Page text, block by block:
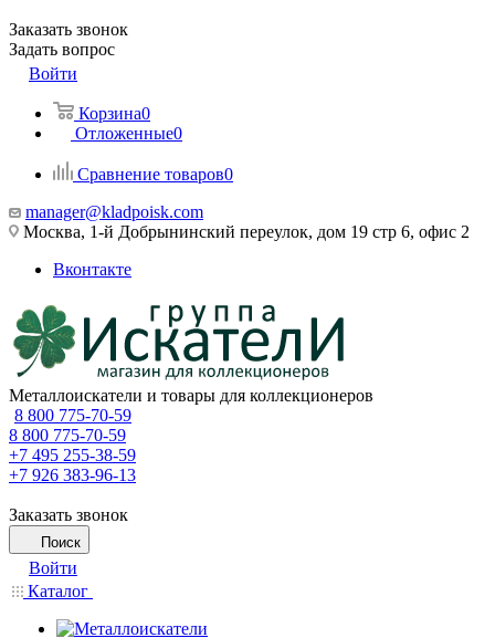
Заказать звонок
Задать вопрос
Войти
Корзина0
Отложенные0
Сравнение товаров0
manager@kladpoisk.com
Москва, 1-й Добрынинский переулок, дом 19 стр 6, офис 2
Вконтакте
Металлоискатели и товары для коллекционеров
8 800 775-70-59
8 800 775-70-59
+7 495 255-38-59
+7 926 383-96-13
Заказать звонок
Поиск
Войти
Каталог